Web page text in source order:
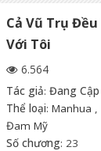
Cả Vũ Trụ
Với Tôi
6.564
Tác giả: Đang
Thể loại: Manhua ,
Đam Mỹ
Số chương: 23